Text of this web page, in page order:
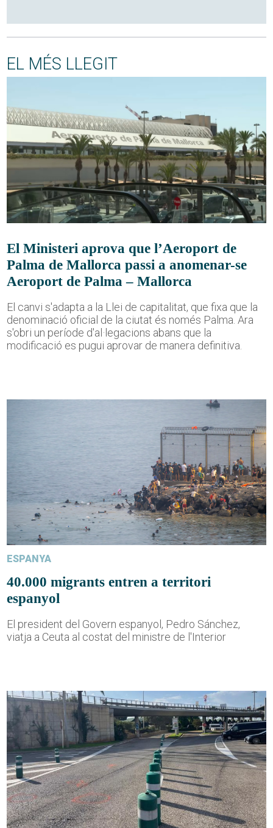
EL MÉS LLEGIT
El Ministeri aprova que l’Aeroport de
Palma de Mallorca passi a anomenar-se
Aeroport de Palma – Mallorca
El canvi s'adapta a la Llei de capitalitat, que fixa que la
denominació oficial de la ciutat és només Palma. Ara
s'obri un període d'al·legacions abans que la
modificació es pugui aprovar de manera definitiva.
ESPANYA
40.000 migrants entren a territori
espanyol
El president del Govern espanyol, Pedro Sánchez,
viatja a Ceuta al costat del ministre de l'Interior